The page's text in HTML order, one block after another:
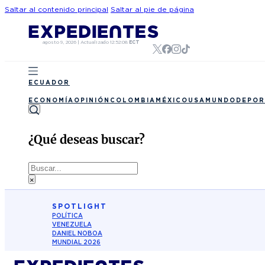
Saltar al contenido principal Saltar al pie de página
agosto 9, 2026 | Actualizado 12:52:08 ECT
ECUADOR
ECONOMÍA OPINIÓN COLOMBIA MÉXICO USA MUNDO
¿Qué deseas buscar?
Buscar
×
SPOTLIGHT
POLÍTICA
VENEZUELA
DANIEL NOBOA
MUNDIAL 2026